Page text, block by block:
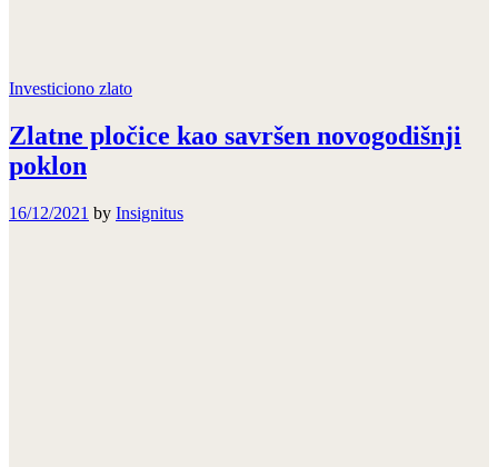
Investiciono zlato
Zlatne pločice kao savršen novogodišnji
poklon
16/12/2021 by Insignitus